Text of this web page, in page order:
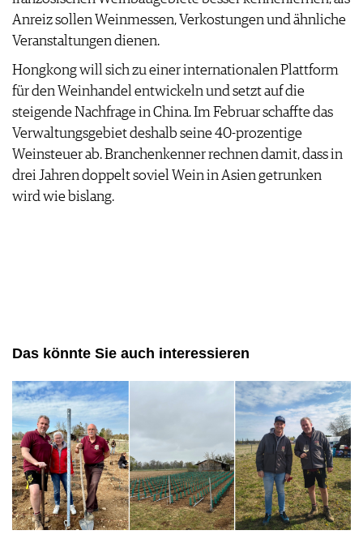
ABO
WEINSUCHE
WINE TRADE CLUB
JOBS
AGB & DATENSCHUTZ
Anreiz sollen Weinmessen, Verkostungen und ähnliche
Veranstaltungen dienen.
Hongkong will sich zu einer internationalen Plattform
für den Weinhandel entwickeln und setzt auf die
steigende Nachfrage in China. Im Februar schaffte das
Verwaltungsgebiet deshalb seine 40-prozentige
Weinsteuer ab. Branchenkenner rechnen damit, dass in
drei Jahren doppelt soviel Wein in Asien getrunken
wird wie bislang.
Das könnte Sie auch interessieren